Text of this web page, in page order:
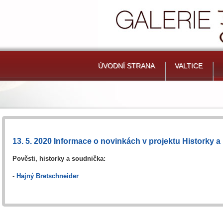
ÚVODNÍ STRANA VALTICE
13. 5. 2020 Informace o novinkách v projektu Historky a
Pověsti, historky a soudnička:
- Hajný Bretschneider